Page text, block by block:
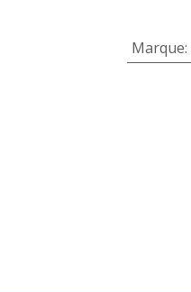
Marque: